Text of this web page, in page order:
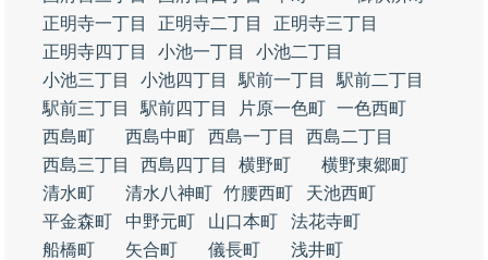
正明寺一丁目
正明寺二丁目
正明寺三丁目
正明寺四丁目
小池一丁目
小池二丁目
小池三丁目
小池四丁目 駅前一丁目
駅前二丁目
駅前三丁目
駅前四丁目 片原一色町 一色西町
西島町
西島中町 西島一丁目
西島二丁目
西島三丁目
西島四丁目 横野町
横野東郷町
清水町
清水八神町 竹腰西町
天池西町
平金森町
中野元町 山口本町
法花寺町
船橋町
矢合町 儀長町
浅井町